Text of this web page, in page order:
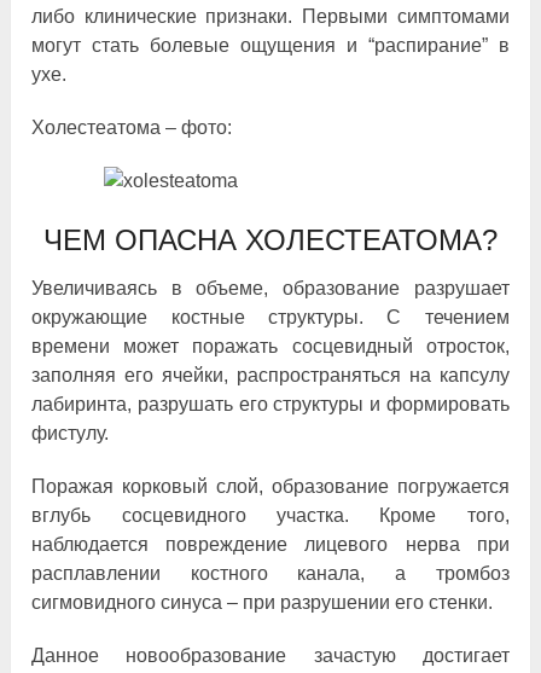
либо клинические признаки. Первыми симптомами
могут стать болевые ощущения и “распирание” в
ухе.
Холестеатома – фото:
ЧЕМ ОПАСНА ХОЛЕСТЕАТОМА?
Увеличиваясь в объеме, образование разрушает
окружающие костные структуры. С течением
времени может поражать сосцевидный отросток,
заполняя его ячейки, распространяться на капсулу
лабиринта, разрушать его структуры и формировать
фистулу.
Поражая корковый слой, образование погружается
вглубь сосцевидного участка. Кроме того,
наблюдается повреждение лицевого нерва при
расплавлении костного канала, а тромбоз
сигмовидного синуса – при разрушении его стенки.
Данное новообразование зачастую достигает